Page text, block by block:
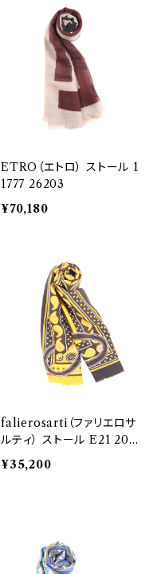
ETRO（エトロ） ストール 1
1777 26203
¥70,180
falierosarti（ファリエロサ
ルティ） ストール E21 202
3 27301
¥35,200